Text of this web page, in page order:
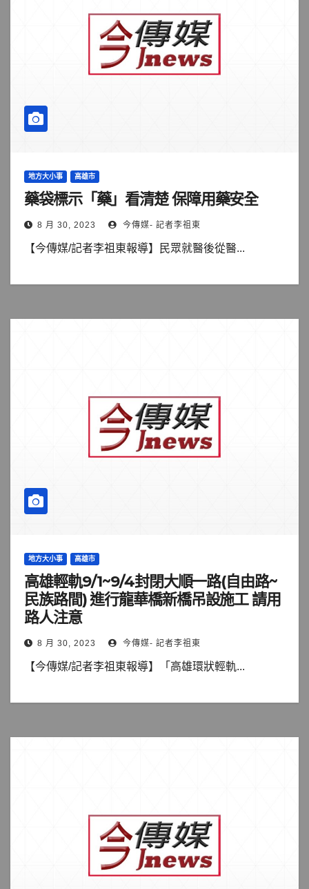
地方大小事 高雄市
藥袋標示「藥」看清楚 保障用藥安全
8 月 30, 2023 今傳媒- 記者李祖東
【今傳媒/記者李祖東報導】民眾就醫後從醫...
地方大小事 高雄市
高雄輕軌9/1~9/4封閉大順一路(自由路~
民族路間) 進行龍華橋新橋吊設施工 請用
路人注意
8 月 30, 2023 今傳媒- 記者李祖東
【今傳媒/記者李祖東報導】「高雄環狀輕軌...